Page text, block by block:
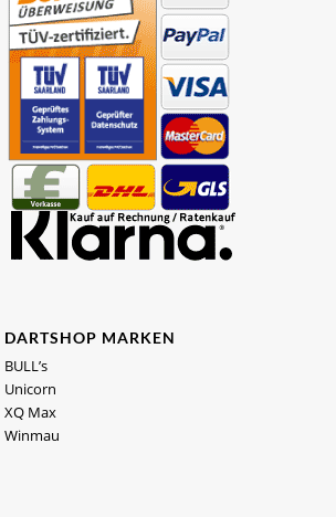
DARTSHOP MARKEN
BULL’s
Unicorn
XQ Max
Winmau